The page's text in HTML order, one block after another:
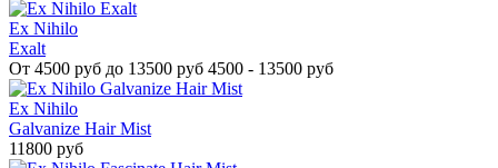
Ex Nihilo
Exalt
От 4500 руб до 13500 руб 4500 - 13500 руб
Ex Nihilo
Galvanize Hair Mist
11800 руб